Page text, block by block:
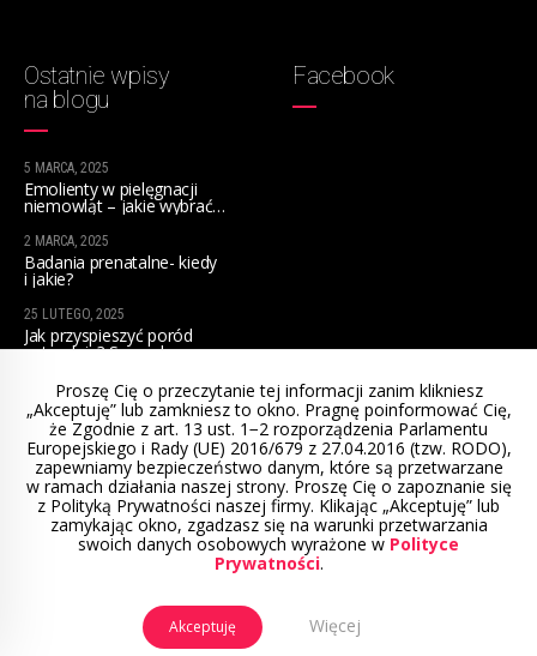
Proszę Cię o przeczytanie tej informacji zanim klikniesz
„Akceptuję” lub zamkniesz to okno. Pragnę poinformować Cię,
że Zgodnie z art. 13 ust. 1−2 rozporządzenia Parlamentu
Europejskiego i Rady (UE) 2016/679 z 27.04.2016 (tzw. RODO),
zapewniamy bezpieczeństwo danym, które są przetwarzane
w ramach działania naszej strony. Proszę Cię o zapoznanie się
z Polityką Prywatności naszej firmy. Klikając „Akceptuję” lub
zamykając okno, zgadzasz się na warunki przetwarzania
swoich danych osobowych wyrażone w Polityce
Prywatności.
Akceptuję Więcej
Ostatnie wpisy
na blogu
5 MARCA, 2025
Emolienty w pielęgnacji
niemowląt – jakie wybrać
2 MARCA, 2025
Badania prenatalne- kiedy
i jakie?
25 LUTEGO, 2025
Jak przyspieszyć poród
naturalnie? Sprawdzone
Facebook
© 2022 Położna mamą. Projekt i wykonanie:
www.winternecie.pl